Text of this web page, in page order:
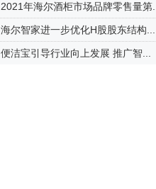
2021年海尔酒柜市场品牌零售量第...
海尔智家进一步优化H股股东结构...
便洁宝引导行业向上发展 推广智...